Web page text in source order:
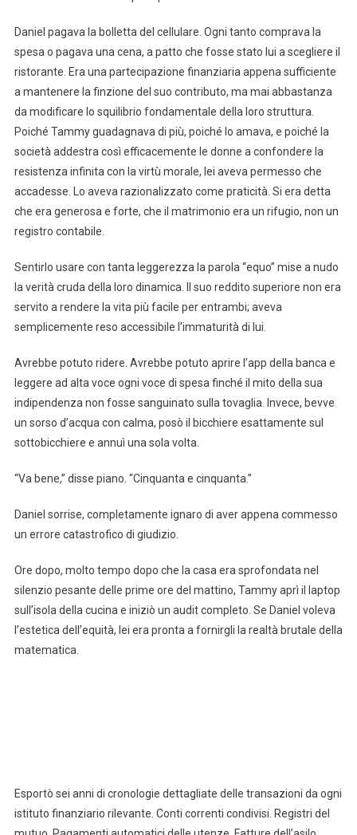
Daniel pagava la bolletta del cellulare. Ogni tanto comprava la
spesa o pagava una cena, a patto che fosse stato lui a scegliere il
ristorante. Era una partecipazione finanziaria appena sufficiente
a mantenere la finzione del suo contributo, ma mai abbastanza
da modificare lo squilibrio fondamentale della loro struttura.
Poiché Tammy guadagnava di più, poiché lo amava, e poiché la
società addestra così efficacemente le donne a confondere la
resistenza infinita con la virtù morale, lei aveva permesso che
accadesse. Lo aveva razionalizzato come praticità. Si era detta
che era generosa e forte, che il matrimonio era un rifugio, non un
registro contabile.
Sentirlo usare con tanta leggerezza la parola “equo” mise a nudo
la verità cruda della loro dinamica. Il suo reddito superiore non era
servito a rendere la vita più facile per entrambi; aveva
semplicemente reso accessibile l’immaturità di lui.
Avrebbe potuto ridere. Avrebbe potuto aprire l’app della banca e
leggere ad alta voce ogni voce di spesa finché il mito della sua
indipendenza non fosse sanguinato sulla tovaglia. Invece, bevve
un sorso d’acqua con calma, posò il bicchiere esattamente sul
sottobicchiere e annuì una sola volta.
“Va bene,” disse piano. “Cinquanta e cinquanta.”
Daniel sorrise, completamente ignaro di aver appena commesso
un errore catastrofico di giudizio.
Ore dopo, molto tempo dopo che la casa era sprofondata nel
silenzio pesante delle prime ore del mattino, Tammy aprì il laptop
sull’isola della cucina e iniziò un audit completo. Se Daniel voleva
l’estetica dell’equità, lei era pronta a fornirgli la realtà brutale della
matematica.
Esportò sei anni di cronologie dettagliate delle transazioni da ogni
istituto finanziario rilevante. Conti correnti condivisi. Registri del